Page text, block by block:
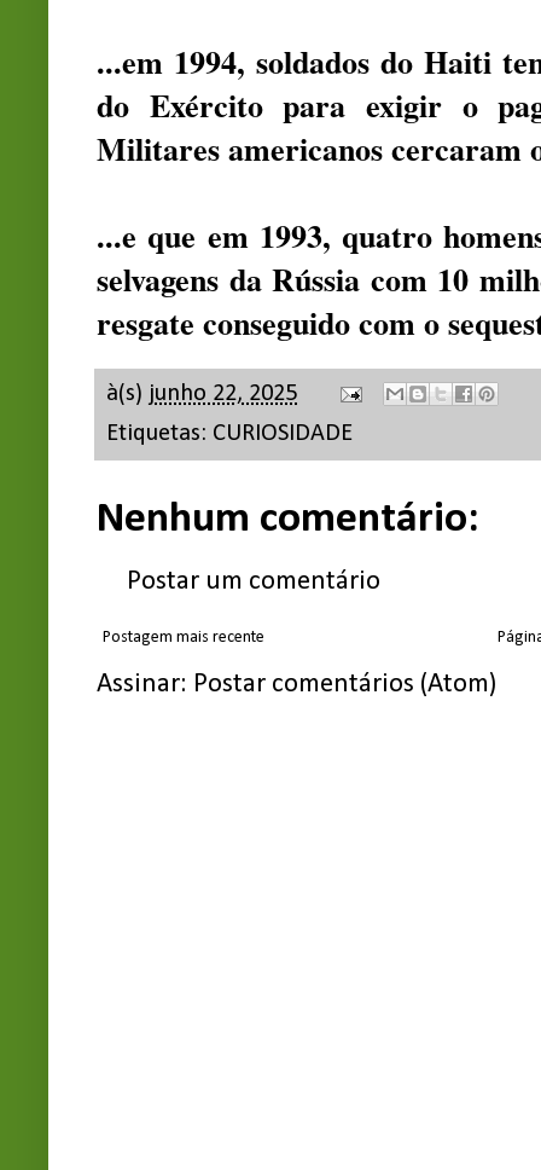
...em 1994, soldados do Haiti
do Exército para exigir o
Militares americanos cercaram
...e que em 1993, quatro
selvagens da Rússia com 10
resgate conseguido com o
à(s) junho 22, 2025
Etiquetas: CURIOSIDADE
Nenhum comentário:
Postar um comentário
Postagem mais recente
Assinar: Postar comentários (Atom)